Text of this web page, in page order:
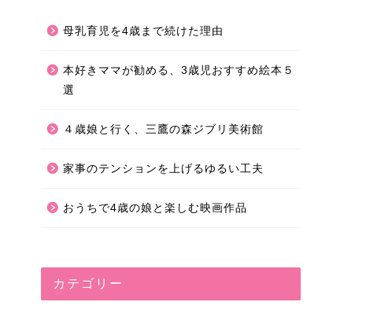
母乳育児を4歳まで続けた理由
本好きママが勧める、3歳児おすすめ絵本５
選
４歳娘と行く、三鷹の森ジブリ美術館
家事のテンションを上げるゆるい工夫
おうちで4歳の娘と楽しむ映画作品
カテゴリー